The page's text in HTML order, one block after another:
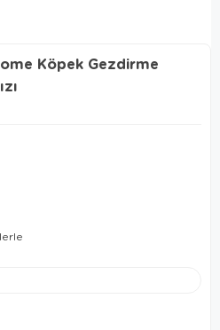
Köpek Gezdirme